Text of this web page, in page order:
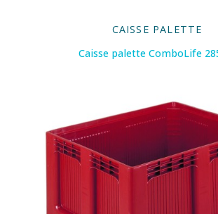
CAISSE PALETTE
Caisse palette ComboLife